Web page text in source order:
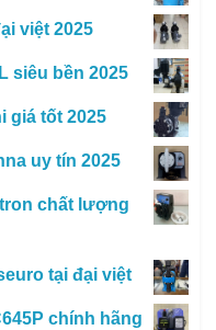
việt 2025
siêu bền 2025
giá tốt 2025
uy tín 2025
chất lượng
tại đại việt
chính hãng